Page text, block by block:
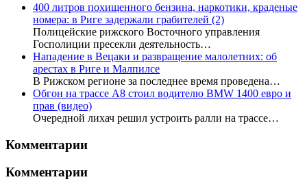
400 литров похищенного бензина, наркотики, краденые
номера: в Риге задержали грабителей (2)
Полицейские рижского Восточного управления
Госполиции пресекли деятельность…
Нападение в Вецаки и развращение малолетних: об
арестах в Риге и Малпилсе
В Рижском регионе за последнее время проведена…
Обгон на трассе А8 стоил водителю BMW 1400 евро и
прав (видео)
Очередной лихач решил устроить ралли на трассе…
Комментарии
Комментарии